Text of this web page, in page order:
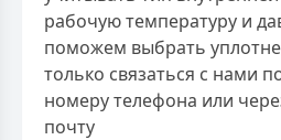
рабочую температуру и
поможем выбрать
только связаться с нами
номеру телефона или
почту